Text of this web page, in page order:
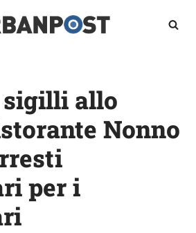
sigilli allo
Nonno
per i